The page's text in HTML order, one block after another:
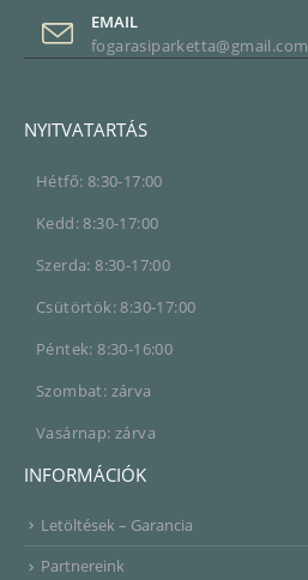
EMAIL
fogarasiparketta@gmail.com
NYITVATARTÁS
Hétfő: 8:30-17:00
Kedd: 8:30-17:00
Szerda: 8:30-17:00
Csütörtök: 8:30-17:00
Péntek: 8:30-16:00
Szombat: zárva
Vasárnap: zárva
INFORMÁCIÓK
Letöltések – Garancia
Partnereink